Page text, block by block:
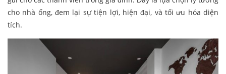
cho nhà ống, đem lại sự tiện lợi, hiện đại, và tối ưu hóa diện
tích.